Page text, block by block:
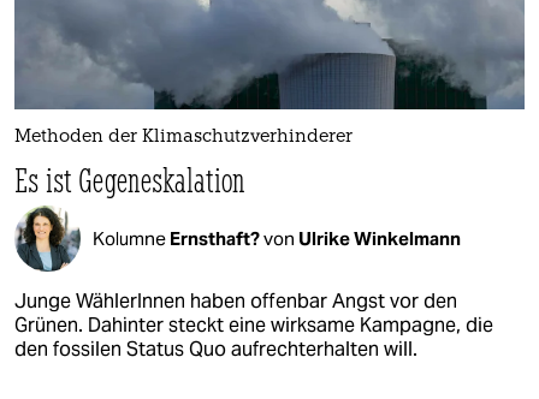
Methoden der Klimaschutzverhinderer
Es ist Gegeneskalation
Kolumne Ernsthaft?von Ulrike Winkelmann
Junge WählerInnen haben offenbar Angst vor den
Grünen. Dahinter steckt eine wirksame Kampagne, die
den fossilen Status Quo aufrechterhalten will.